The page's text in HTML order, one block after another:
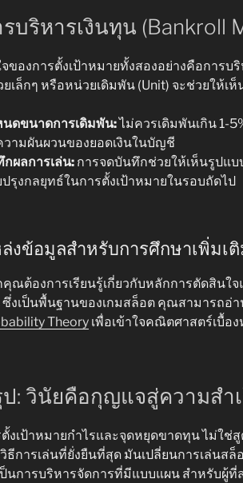
บริหารเงินทุน (Bankroll
ของการตั้งเป้าหมายทั้งสองอย่างคือการบริ
เล็กๆ หรือหน่วยเดิมพัน (Unit) จะช่วยให้เ
นดขนาดการเดิมพัน:ไม่ควรเดิมพันเกิน 1-
วามผันผวนของยอดเงินในบัญชี
ผลการเล่น: การจดบันทึกช่วยให้เห็นรูปแบ
รุงกลยุทธ์ในการตั้งเป้าหมายในรอบถัดไป
งข้อมูลสำหรับการศึกษาเพิ่มเ
ณต้องการเรียนรู้เกี่ยวกับหลักการตัดสินใ
ซึ่งเป็นพื้นฐานของเกมสล็อต คุณสามารถอ่
Theory เพื่อเข้าใจคณิตศาสตร์เบื้อ
: วินัยคือกุญแจสู่ความสำ
ตั้งเป้าหมายกำไรและจุดหยุดขาดทุน ไม่ใช่
ธีการเล่นที่ยั่งยืนที่สุด มันเปลี่ยนการเล่นสล็
ป็นการบริหารจัดการที่มีแบบแผน สำหรับผู้